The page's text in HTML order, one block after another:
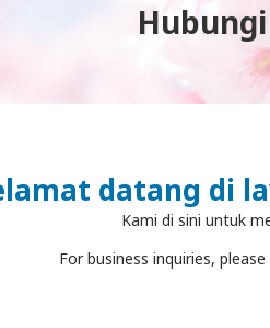
datang di
Kami di sini untuk
For business inquiries, please